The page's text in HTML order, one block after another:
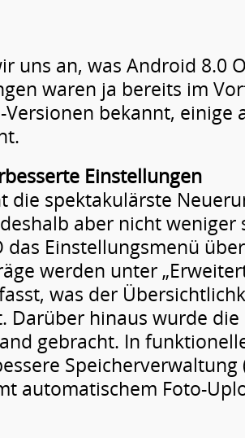
uns an, was Android 8.0
waren ja bereits im
bekannt, einige
Einstellungen
die spektakulärste
aber nicht weniger
das Einstellungsmenü
werden unter
was der
Darüber hinaus wurde
gebracht. In
Speicherverwaltung
automatischem Foto-